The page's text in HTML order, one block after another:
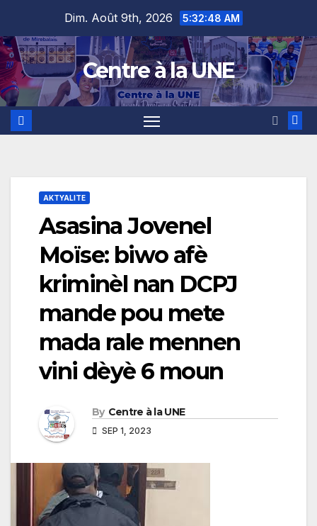
content
Dim. Août 9th, 2026 5:32:48 AM
Centre à la UNE
AKTYALITE
Asasina Jovenel
Moïse: biwo afè
kriminèl nan DCPJ
mande pou mete
mada rale mennen
vini dèyè 6 moun
By Centre à la UNE
SEP 1, 2023